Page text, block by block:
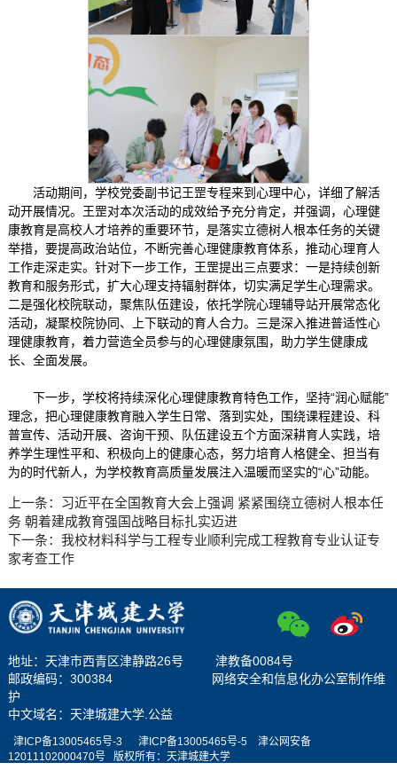
活动期间，学校党委副书记王罡专程来到心理中心，详细了解活
动开展情况。王罡对本次活动的成效给予充分肯定，并强调，心理健
康教育是高校人才培养的重要环节，是落实立德树人根本任务的关键
举措，要提高政治站位，不断完善心理健康教育体系，推动心理育人
工作走深走实。针对下一步工作，王罡提出三点要求：一是持续创新
教育和服务形式，扩大心理支持辐射群体，切实满足学生心理需求。
二是强化校院联动，聚焦队伍建设，依托学院心理辅导站开展常态化
活动，凝聚校院协同、上下联动的育人合力。三是深入推进普适性心
理健康教育，着力营造全员参与的心理健康氛围，助力学生健康成
长、全面发展。
下一步，学校将持续深化心理健康教育特色工作，坚持“润心赋能”
理念，把心理健康教育融入学生日常、落到实处，围绕课程建设、科
普宣传、活动开展、咨询干预、队伍建设五个方面深耕育人实践，培
养学生理性平和、积极向上的健康心态，努力培育人格健全、担当有
为的时代新人，为学校教育高质量发展注入温暖而坚实的“心”动能。
上一条： 习近平在全国教育大会上强调 紧紧围绕立德树人根本任
务 朝着建成教育强国战略目标扎实迈进
下一条： 我校材料科学与工程专业顺利完成工程教育专业认证专
家考查工作
地址：天津市西青区津静路26号 津教备0084号
邮政编码：300384 网络安全和信息化办公室制作维
护
中文域名：天津城建大学.公益
津ICP备13005465号-3 津ICP备13005465号-5
津公网安备
12011102000470号
版权所有：天津城建大学